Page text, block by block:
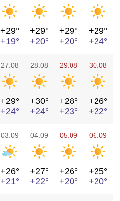
+29°
+19°
+29°
+20°
+29°
+20°
+29°
+24°
27.08
+29°
+24°
28.08
+30°
+24°
29.08
+28°
+23°
30.08
+26°
+22°
03.09
+26°
+21°
04.09
+27°
+22°
05.09
+26°
+20°
06.09
+25°
+20°